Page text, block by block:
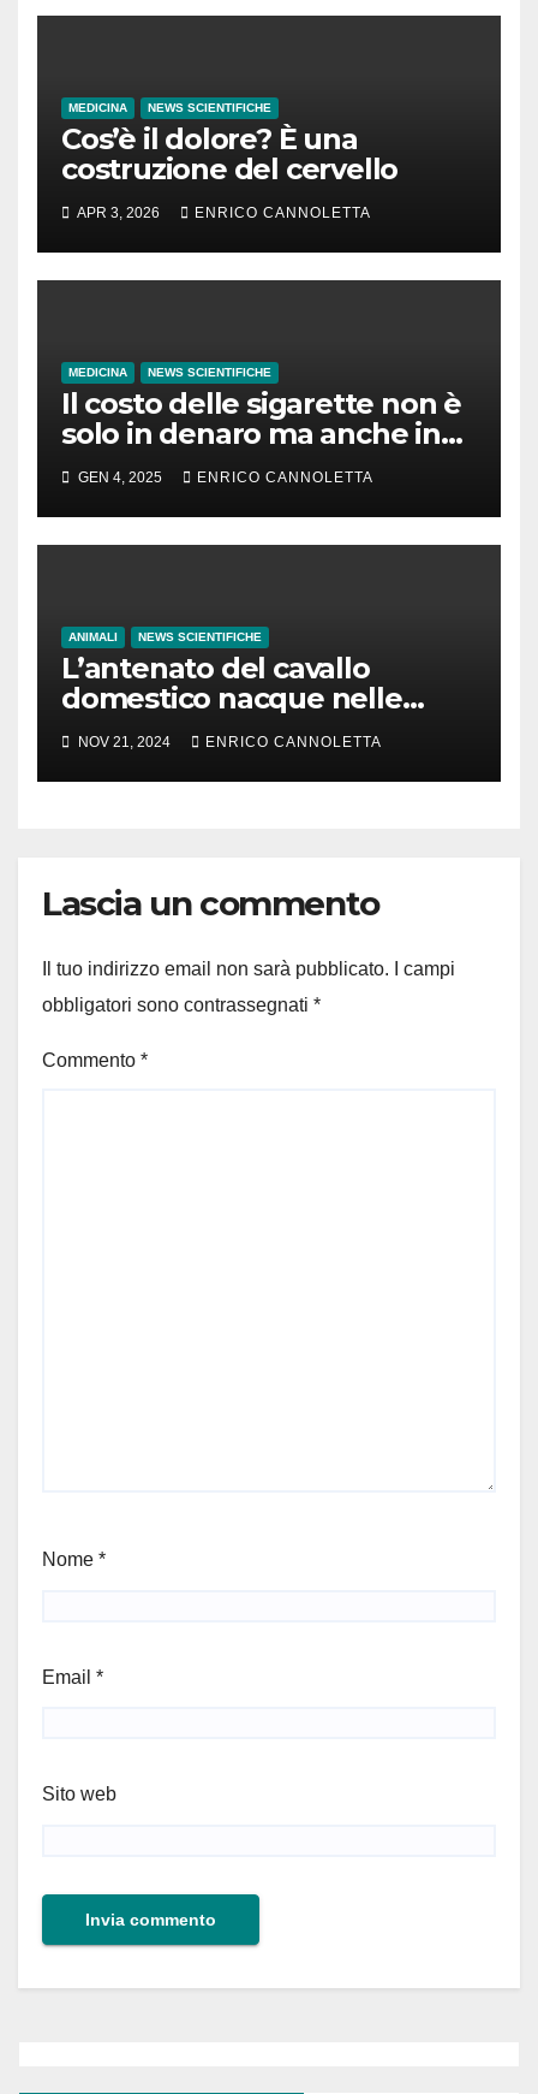
MEDICINA NEWS SCIENTIFICHE
Cos’è il dolore? È una
costruzione del cervello
APR 3, 2026 ENRICO CANNOLETTA
MEDICINA NEWS SCIENTIFICHE
Il costo delle sigarette non è
solo in denaro ma anche in
tempo di vita
GEN 4, 2025 ENRICO CANNOLETTA
ANIMALI NEWS SCIENTIFICHE
L’antenato del cavallo
domestico nacque nelle
steppe del Mar Nero
NOV 21, 2024 ENRICO CANNOLETTA
Lascia un commento
Il tuo indirizzo email non sarà pubblicato.
I campi
obbligatori sono contrassegnati *
Commento *
Nome *
Email *
Sito web